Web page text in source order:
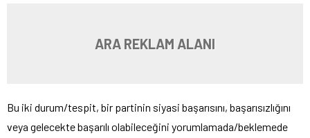
ARA REKLAM ALANI
Bu iki durum/tespit, bir partinin siyasi başarısını, başarısızlığını
veya gelecekte başarılı olabileceğini yorumlamada/beklemede